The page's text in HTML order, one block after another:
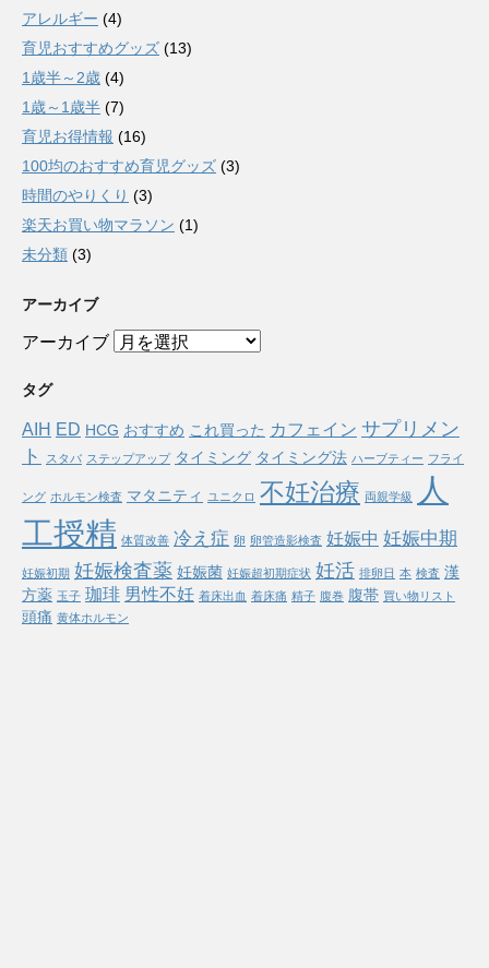
アレルギー (4)
育児おすすめグッズ (13)
1歳半～2歳 (4)
1歳～1歳半 (7)
育児お得情報 (16)
100均のおすすめ育児グッズ (3)
時間のやりくり (3)
楽天お買い物マラソン (1)
未分類 (3)
アーカイブ
アーカイブ
タグ
AIH ED HCG おすすめ これ買った カフェイン サプリメン
ト
スタバ ステップアップ タイミング タイミング法 ハーブティー フライ
ング ホルモン検査 マタニティ ユニクロ 不妊治療 両親学級
人
工授精 体質改善 冷え症 卵 卵管造影検査 妊娠中 妊娠中期
妊娠初期 妊娠検査薬 妊娠菌 妊娠超初期症状 妊活 排卵日 本 検査 漢
方薬 玉子 珈琲 男性不妊 着床出血 着床痛 精子 腹巻 腹帯 買い物リスト
頭痛 黄体ホルモン